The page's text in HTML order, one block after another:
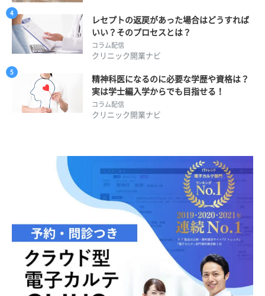
レセプトの返戻があった場合はどうすれば
いい？そのプロセスとは？
コラム配信
クリニック開業ナビ
精神科医になるのに必要な学歴や資格は？
実は学士編入学からでも目指せる！
コラム配信
クリニック開業ナビ